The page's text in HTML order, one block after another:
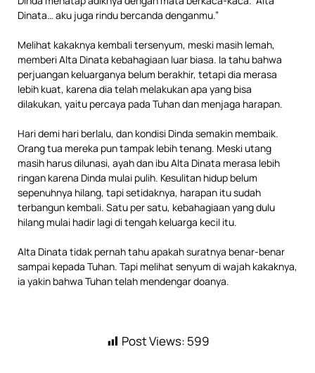
Dinata… aku juga rindu bercanda denganmu.”
Melihat kakaknya kembali tersenyum, meski masih lemah,
memberi Alta Dinata kebahagiaan luar biasa. Ia tahu bahwa
perjuangan keluarganya belum berakhir, tetapi dia merasa
lebih kuat, karena dia telah melakukan apa yang bisa
dilakukan, yaitu percaya pada Tuhan dan menjaga harapan.
Hari demi hari berlalu, dan kondisi Dinda semakin membaik.
Orang tua mereka pun tampak lebih tenang. Meski utang
masih harus dilunasi, ayah dan ibu Alta Dinata merasa lebih
ringan karena Dinda mulai pulih. Kesulitan hidup belum
sepenuhnya hilang, tapi setidaknya, harapan itu sudah
terbangun kembali. Satu per satu, kebahagiaan yang dulu
hilang mulai hadir lagi di tengah keluarga kecil itu.
Alta Dinata tidak pernah tahu apakah suratnya benar-benar
sampai kepada Tuhan. Tapi melihat senyum di wajah kakaknya,
ia yakin bahwa Tuhan telah mendengar doanya.
Post Views: 599